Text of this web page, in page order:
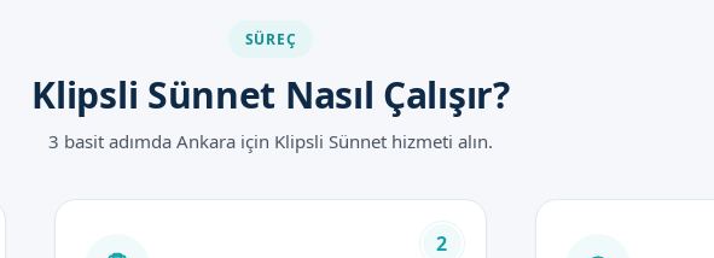
2026
SÜREÇ
Klipsli Sünnet Nasıl Çalışır?
3 basit adımda Ankara için Klipsli Sünnet hizmeti alın.
2